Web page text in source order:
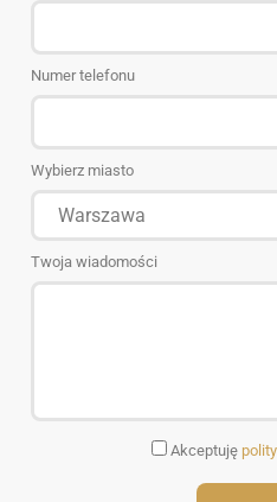
Numer telefonu
Wybierz miasto
Twoja wiadomości
Akceptuję